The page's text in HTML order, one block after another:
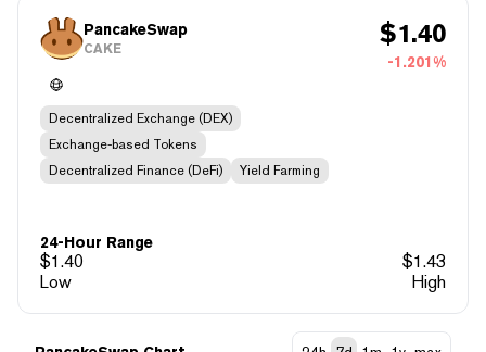
PancakeSwap
CAKE $1.40
-1.201%
Decentralized Exchange (DEX)
Exchange-based Tokens
Decentralized Finance (DeFi)
Yield Farming
24-Hour Range
$1.40 $1.43
Low
High